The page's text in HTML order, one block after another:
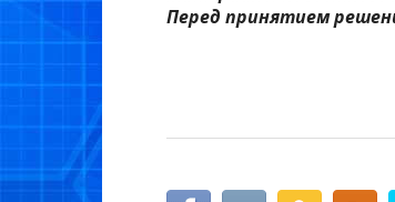
Перед принятием